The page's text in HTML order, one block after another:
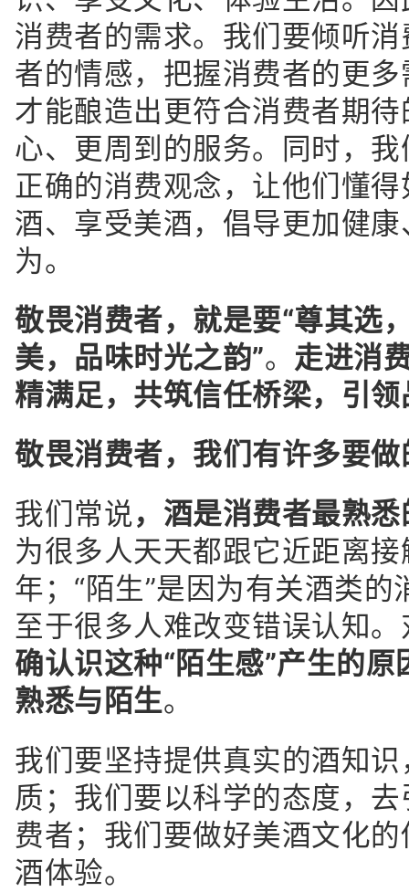
消费者的需求。我们要倾听
者的情感，把握消费者的更
才能酿造出更符合消费者期
心、更周到的服务。同时，
正确的消费观念，让他们懂
酒、享受美酒，倡导更加健
为。
敬畏消费者，就是要“尊其选
美，品味时光之韵”。 走进消
精满足，共筑信任桥梁，引
敬畏消费者，我们有许多要做
我们常说，酒是消费者最熟
为很多人天天都跟它近距离
年；“陌生”是因为有关酒类
至于很多人难改变错误认知
确认识这种“陌生感”产生的
熟悉与陌生。
我们要坚持提供真实的酒知
质；我们要以科学的态度，
费者；我们要做好美酒文化
酒体验。